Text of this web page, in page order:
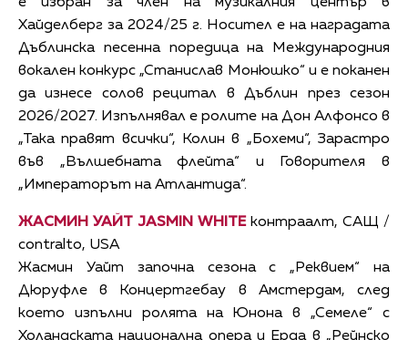
Хайделберг за 2024/25 г. Носител е на наградата
Дъблинска песенна поредица на Международния
вокален конкурс „Станислав Монюшко“ и е поканен
да изнесе солов рецитал в Дъблин през сезон
2026/2027. Изпълнявал е ролите на Дон Алфонсо в
„Така правят всички“, Колин в „Бохеми“, Зарастро
във „Вълшебната флейта“ и Говорителя в
„Императорът на Атлантида“.
ЖАСМИН УАЙТ JASMIN WHITEконтраалт, САЩ /
contralto, USA
Жасмин Уайт започна сезона с „Реквием“ на
Дюруфле в Концертгебау в Амстердам, след
което изпълни ролята на Юнона в „Семеле“ с
Холандската национална опера и Ерда в „Рейнско